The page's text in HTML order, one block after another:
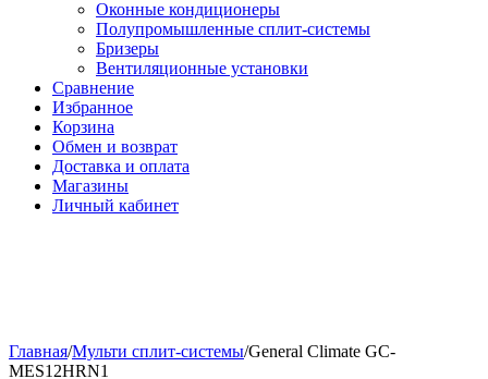
Оконные кондиционеры
Полупромышленные сплит-системы
Бризеры
Вентиляционные установки
Сравнение
Избранное
Корзина
Обмен и возврат
Доставка и оплата
Магазины
Личный кабинет
Главная/Мульти сплит-системы/General Climate GC-
MES12HRN1